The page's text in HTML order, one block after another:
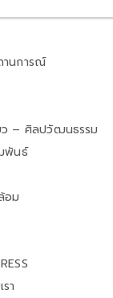
านการณ์
ว – ศิลปวัฒนธรรม
พันธ์
อม
า